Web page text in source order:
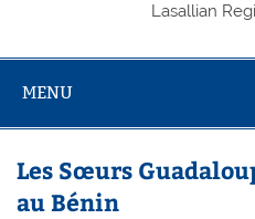
Lasallian
MENU
Les Sœurs
au Bénin